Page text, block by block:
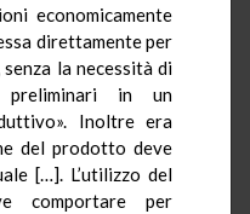
economicamente
direttamente per
la necessità di
preliminari in un
Inoltre era
del prodotto deve
[…]. L’utilizzo del
comportare per